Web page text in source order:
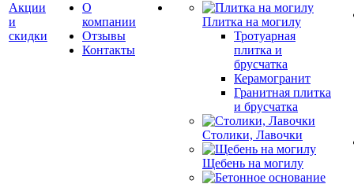
Акции
и
скидки
О
компании
Отзывы
Контакты
Плитка на могилу
Тротуарная
плитка и
брусчатка
Керамогранит
Гранитная плитка
и брусчатка
Столики, Лавочки
Щебень на могилу